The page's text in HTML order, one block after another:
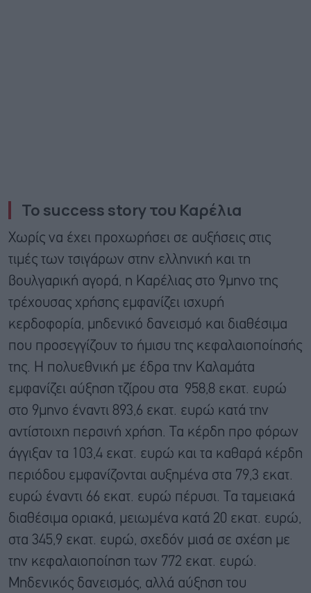
Το success story του Καρέλια
Χωρίς να έχει προχωρήσει σε αυξήσεις στις
τιμές των τσιγάρων στην ελληνική και τη
βουλγαρική αγορά, η Καρέλιας στο 9μηνο της
τρέχουσας χρήσης εμφανίζει ισχυρή
κερδοφορία, μηδενικό δανεισμό και διαθέσιμα
που προσεγγίζουν το ήμισυ της κεφαλαιοποίησής
της. Η πολυεθνική με έδρα την Καλαμάτα
εμφανίζει αύξηση τζίρου στα 958,8 εκατ. ευρώ
στο 9μηνο έναντι 893,6 εκατ. ευρώ κατά την
αντίστοιχη περσινή χρήση. Τα κέρδη προ φόρων
άγγιξαν τα 103,4 εκατ. ευρώ και τα καθαρά κέρδη
περιόδου εμφανίζονται αυξημένα στα 79,3 εκατ.
ευρώ έναντι 66 εκατ. ευρώ πέρυσι. Τα ταμειακά
διαθέσιμα οριακά, μειωμένα κατά 20 εκατ. ευρώ,
στα 345,9 εκατ. ευρώ, σχεδόν μισά σε σχέση με
την κεφαλαιοποίηση των 772 εκατ. ευρώ.
Μηδενικός δανεισμός, αλλά αύξηση του